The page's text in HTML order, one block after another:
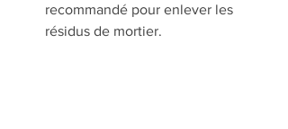
recommandé pour enlever les
résidus de mortier.